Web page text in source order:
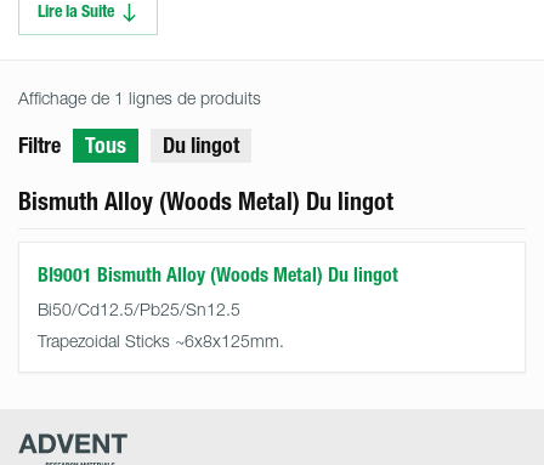
Lire la Suite
Affichage de 1 lignes de produits
Filtre Tous Du lingot
Bismuth Alloy (Woods Metal) Du lingot
BI9001 Bismuth Alloy (Woods Metal) Du lingot
Bi50/Cd12.5/Pb25/Sn12.5
Trapezoidal Sticks ~6x8x125mm.
Advent